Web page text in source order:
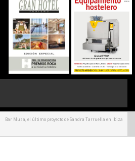
Bar Musa, el último proyecto de Sandra Tarruella en Ibiza